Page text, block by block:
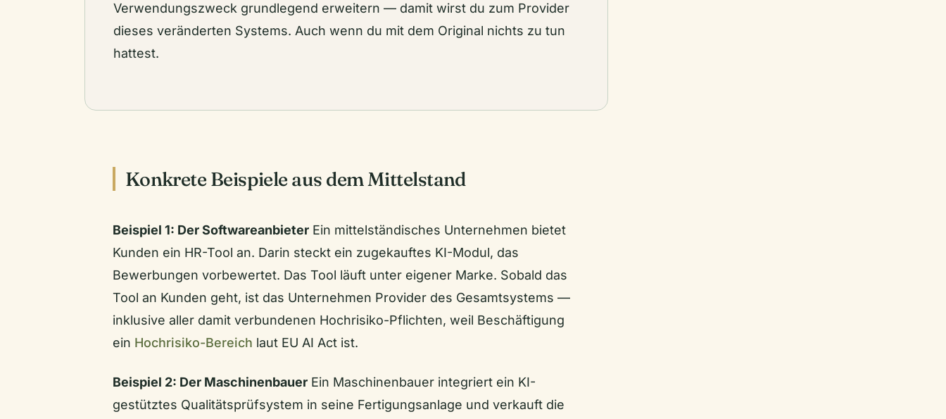
Verwendungszweck grundlegend erweitern — damit wirst du zum Provider
dieses veränderten Systems. Auch wenn du mit dem Original nichts zu tun
hattest.
Konkrete Beispiele aus dem Mittelstand
Beispiel 1: Der Softwareanbieter Ein mittelständisches Unternehmen bietet
Kunden ein HR-Tool an. Darin steckt ein zugekauftes KI-Modul, das
Bewerbungen vorbewertet. Das Tool läuft unter eigener Marke. Sobald das
Tool an Kunden geht, ist das Unternehmen Provider des Gesamtsystems —
inklusive aller damit verbundenen Hochrisiko-Pflichten, weil Beschäftigung
ein Hochrisiko-Bereich laut EU AI Act ist.
Beispiel 2: Der Maschinenbauer Ein Maschinenbauer integriert ein KI-
gestütztes Qualitätsprüfsystem in seine Fertigungsanlage und verkauft die